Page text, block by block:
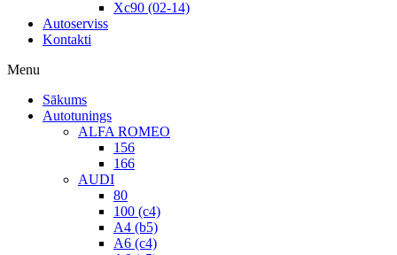
Xc90 (02-14)
Autoserviss
Kontakti
Menu
Sākums
Autotunings
ALFA ROMEO
156
166
AUDI
80
100 (c4)
A4 (b5)
A6 (c4)